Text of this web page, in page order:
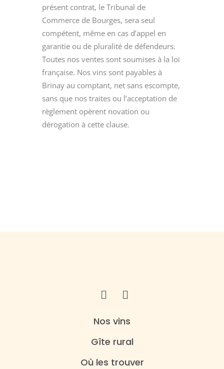
présent contrat, le Tribunal de
Commerce de Bourges, sera seul
compétent, même en cas d’appel en
garantie ou de pluralité de défendeurs.
Toutes nos ventes sont soumises à la loi
française. Nos vins sont payables à
Brinay au comptant, net sans escompte,
sans que nos traites ou l’acceptation de
règlement opèrent novation ou
dérogation à cette clause.
Nos vins
Gîte rural
Où les trouver